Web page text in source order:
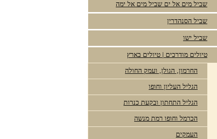
שביל מים אל ים שביל מים אל ימה
שביל הסנהדרין
שביל ישו
טיולים מודרכים | טיולים בארץ
החרמון, הגולן, ועמק החולה
הגליל העליון וחופו
הגליל התחתון ובקעת כנרות
הכרמל וחופו רמת מנשה
העמקים